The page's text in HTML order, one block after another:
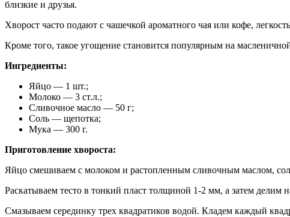
близкие и друзья.
Хворост часто подают с чашечкой ароматного чая или кофе,
Кроме того, такое угощение становится популярным на
Ингредиенты:
Яйцо — 1 шт.;
Молоко — 3 ст.л.;
Сливочное масло — 50 г;
Соль — щепотка;
Мука — 300 г.
Приготовление хвороста:
Яйцо смешиваем с молоком и растопленным сливочным маслом,
Раскатываем тесто в тонкий пласт толщиной 1-2 мм, а затем
Смазываем серединку трех квадратиков водой. Кладем каждый